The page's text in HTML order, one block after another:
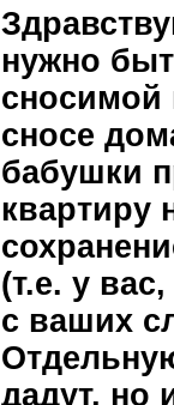
нужно
сносимой
сносе
бабушки
квартиру
(т.е. у
с ваших
дадут, но